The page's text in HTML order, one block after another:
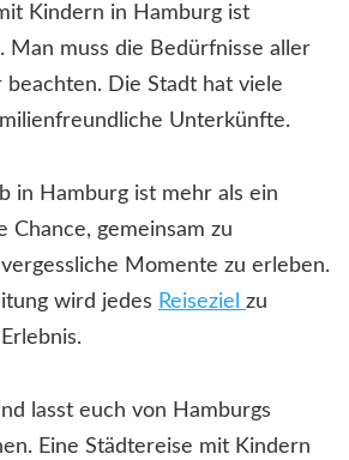
Kindern in Hamburg ist
Man muss die Bedürfnisse aller
beachten. Die Stadt hat viele
Unterkünfte.
in Hamburg ist mehr als ein
Chance, gemeinsam zu
Momente zu erleben.
wird jedes Reiseziel zu
lasst euch von Hamburgs
Eine Städtereise mit Kindern